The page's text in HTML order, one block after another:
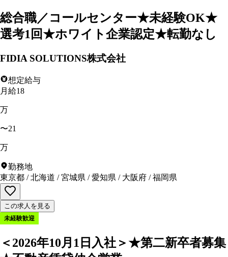
総合職／コールセンター★未経験OK★
選考1回★ホワイト企業認定★転勤なし
FIDIA SOLUTIONS株式会社
想定給与
月給18
万
〜21
万
勤務地
東京都 /北海道 /宮城県 /愛知県 / 大阪府 /福岡県
この求人を見る
未経験歓迎
＜2026年10月1日入社＞★第二新卒者募集